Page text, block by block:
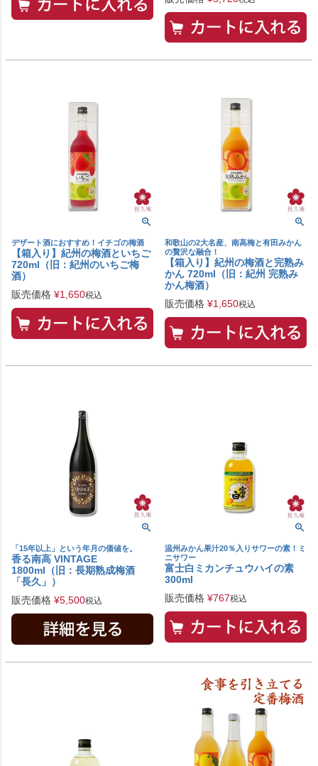
デザート酒におすすめ！イチゴの梅酒
【箱入り】紀州の梅酒といちご
720ml（旧：紀州のいちご梅
酒）
販売価格 ¥1,650税込
和歌山の2大名産、南高梅と有田みかん
の贅沢な融合！
【箱入り】紀州の梅酒と完熟み
かん 720ml（旧：紀州 完熟み
かん梅酒）
販売価格 ¥1,650税込
「15年以上」という年月の価値を。
香る南高 VINTAGE
1800ml（旧：長期熟成梅酒
「長久」）
販売価格 ¥5,500税込
温州みかん果汁20％入りサワーの素！ミ
ニサワー
富士白ミカンチュウハイの素
300ml
販売価格 ¥767税込